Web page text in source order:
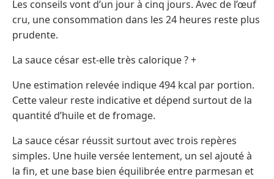
Les conseils vont d’un jour à cinq jours. Avec de l’œuf
cru, une consommation dans les 24 heures reste plus
prudente.
La sauce césar est-elle très calorique ? +
Une estimation relevée indique 494 kcal par portion.
Cette valeur reste indicative et dépend surtout de la
quantité d’huile et de fromage.
La sauce césar réussit surtout avec trois repères
simples. Une huile versée lentement, un sel ajouté à
la fin, et une base bien équilibrée entre parmesan et